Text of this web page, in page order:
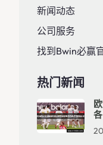
新闻动态
公司服务
找到Bwin必赢
热门新闻